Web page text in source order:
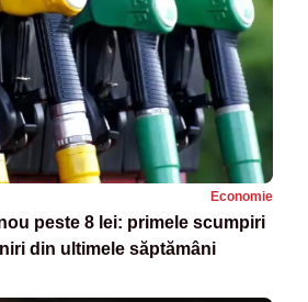
Economie
peste 8 lei: primele scumpiri
din ultimele săptămâni